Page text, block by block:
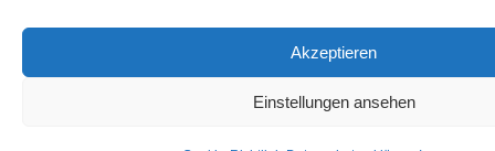
Akzeptieren
Einstellungen ansehen